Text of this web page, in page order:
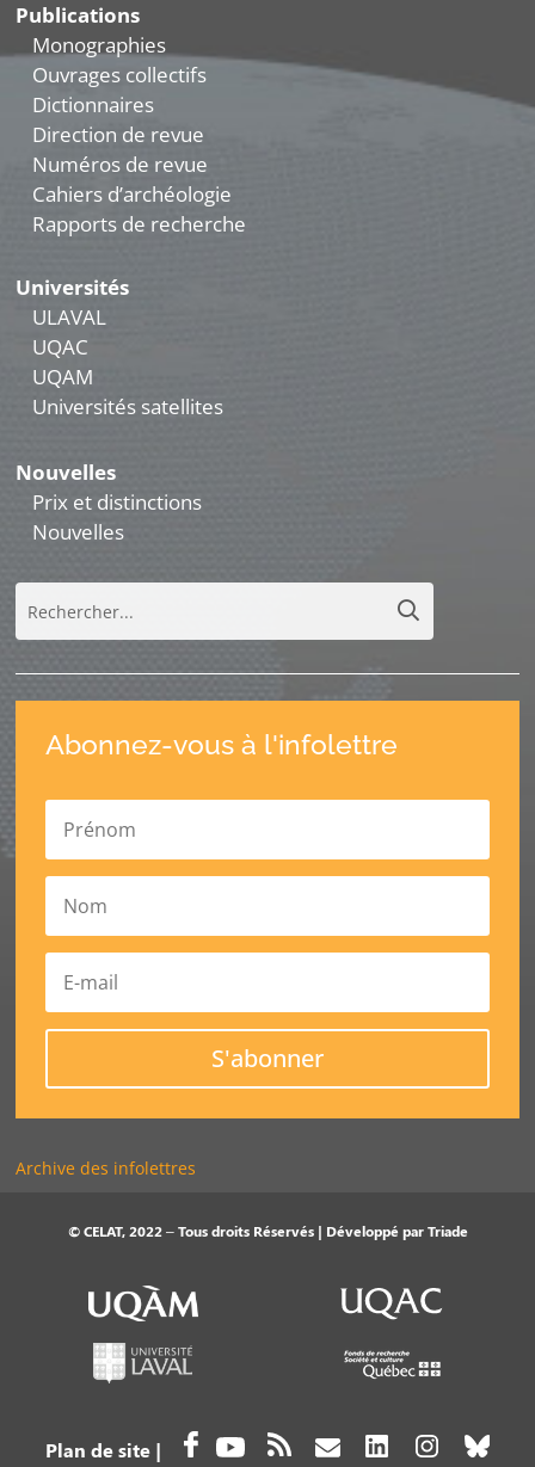
Publications
Monographies
Ouvrages collectifs
Dictionnaires
Direction de revue
Numéros de revue
Cahiers d’archéologie
Rapports de recherche
Universités
ULAVAL
UQAC
UQAM
Universités satellites
Nouvelles
Prix et distinctions
Nouvelles
Abonnez-vous à l'infolettre
S'abonner
Archive des infolettres
© CELAT, 2022 – Tous droits Réservés | Développé parTriade
Plan de site|